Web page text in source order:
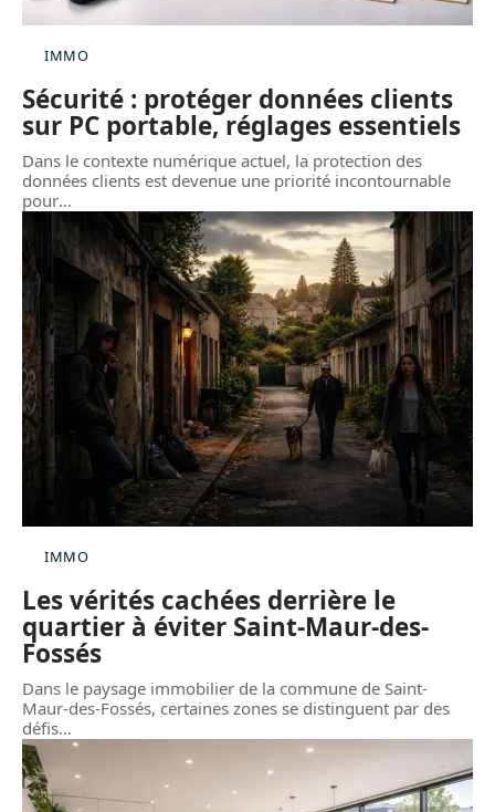
IMMO
Sécurité : protéger données clients
sur PC portable, réglages essentiels
Dans le contexte numérique actuel, la protection des
données clients est devenue une priorité incontournable
pour…
IMMO
Les vérités cachées derrière le
quartier à éviter Saint-Maur-des-
Fossés
Dans le paysage immobilier de la commune de Saint-
Maur-des-Fossés, certaines zones se distinguent par des
défis…